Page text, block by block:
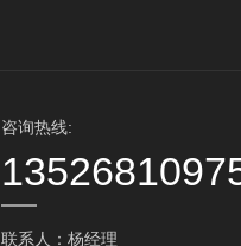
咨询热线:
联系人：杨经理